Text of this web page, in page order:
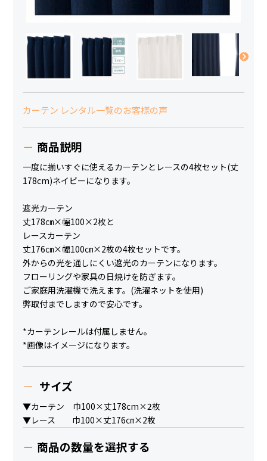
カーテン レンタル一覧のお客様の声
商品説明
一度に揃いすぐに使えるカーテンとレースの4枚セット(丈
178cm)ネイビーになります。
遮光カーテン
丈178㎝×幅100×2枚と
レースカーテン
丈176㎝×幅100㎝×2枚の4枚セットです。
外からの光を通しにくい遮光のカーテンになります。
フローリングや家具の日焼けを防ぎます。
ご家庭用洗濯機で洗えます。(洗濯ネットを使用)
弊取付までしますので安心です。
*カーテンレールは付属しません。
*画像はイメージになります。
サイズ
▼カーテン 巾100×丈178cm×2枚
▼レース 巾100×丈176㎝×2枚
商品の数量を選択する